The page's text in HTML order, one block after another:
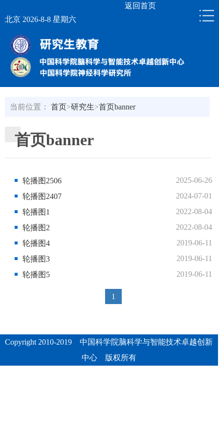
返回首页
北京 2026-8-8 星期六
当前位置： 首页>研究生>首页banner
首页banner
轮播图2506
2025-06-26
轮播图2407
2024-07-01
轮播图1
2022-08-04
轮播图2
2022-08-04
轮播图4
2019-06-11
轮播图3
2019-06-11
轮播图5
2019-06-11
1
Copyright 2010-2019 中国科学院脑科学与智能技术卓越创新
中心 版权所有